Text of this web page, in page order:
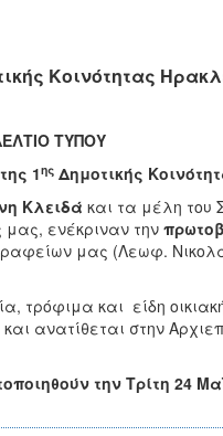
Κοινότητας
ΤΥΠΟΥ
1ης Δημοτικής
Κλειδά και τα μέλη του
ενέκριναν την
μας (Λεωφ.
τρόφιμα και είδη
ανατίθεται στην
την Τρίτη 24